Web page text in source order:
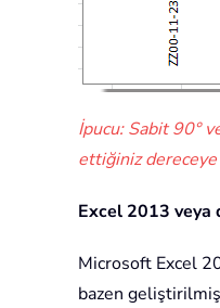
İpucu: Sabit 90°
ettiğiniz dereceye
Excel 2013 veya
Microsoft Excel
bazen